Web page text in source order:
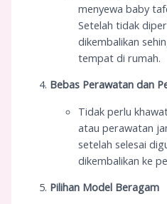
menyewa baby
Setelah tidak
dikembalikan
tempat di rumah.
Bebas Perawatan dan
Tidak perlu
atau perawatan
setelah selesai
dikembalikan ke
Pilihan Model Beragam